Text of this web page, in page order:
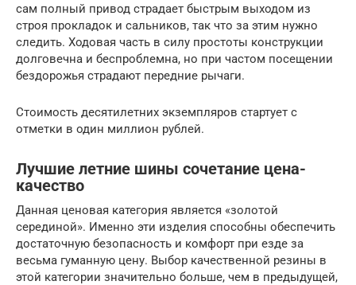
сам полный привод страдает быстрым выходом из
строя прокладок и сальников, так что за этим нужно
следить. Ходовая часть в силу простоты конструкции
долговечна и беспроблемна, но при частом посещении
бездорожья страдают передние рычаги.
Стоимость десятилетних экземпляров стартует с
отметки в один миллион рублей.
Лучшие летние шины сочетание цена-
качество
Данная ценовая категория является «золотой
серединой». Именно эти изделия способны обеспечить
достаточную безопасность и комфорт при езде за
весьма гуманную цену. Выбор качественной резины в
этой категории значительно больше, чем в предыдущей,